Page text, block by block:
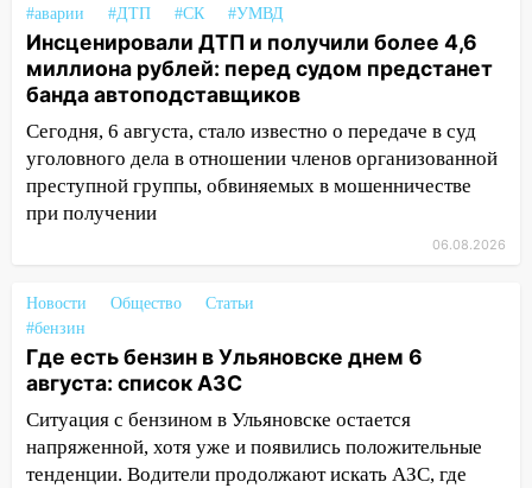
10:40
В Ульяновске спасатели ночью
нашли потерявшегося в заброшенных
садах 79-летнего мужчину
10:26
На нескольких улицах Ульяновска
временно отключили холодную воду
10:14 В Ульяновске двоих участников
коррупционной схемы при ЦГКБ
соседними Татарстаном и Саратовской
областью
09:41 Диана Шурыгина уверовала в
Бога в СИЗО
09:35 В Ульяновске директора фирмы
будут судить за неуплату налогов на 48
#аварии
#ДТП #СК #УМВД
Инсценировали ДТП и получили более 4,6
миллиона рублей: перед судом предстанет
банда автоподставщиков
Сегодня, 6 августа, стало известно о передаче в суд
уголовного дела в отношении членов организованной
преступной группы, обвиняемых в мошенничестве
при получении
06.08.2026
Новости Общество
Статьи
#бензин
Где есть бензин в Ульяновске днем 6
августа: список АЗС
Ситуация с бензином в Ульяновске остается
напряженной, хотя уже и появились положительные
тенденции. Водители продолжают искать АЗС, где